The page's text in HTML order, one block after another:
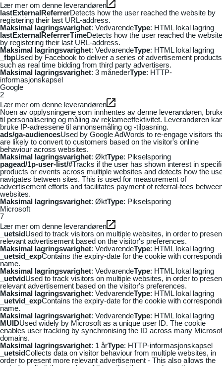
Lær mer om denne leverandøren
lastExternalReferrerDetects how the user reached the website by
registering their last URL-address.
Maksimal lagringsvarighet: VedvarendeType: HTML lokal lagring
lastExternalReferrerTimeDetects how the user reached the website
by registering their last URL-address.
Maksimal lagringsvarighet: VedvarendeType: HTML lokal lagring
_fbpUsed by Facebook to deliver a series of advertisement products
such as real time bidding from third party advertisers.
Maksimal lagringsvarighet: 3 månederType: HTTP-
informasjonskapsel
Google
2
Lær mer om denne leverandøren
Noen av opplysningene som innhentes av denne leverandøren,
til personalisering og måling av reklameeffektivitet. Leverandøren
bruke IP-adressene til annonsemåling og -tilpasning.
ads/ga-audiencesUsed by Google AdWords to re-engage visitors
are likely to convert to customers based on the visitor's online
behaviour across websites.
Maksimal lagringsvarighet: ØktType: Pikselsporing
pagead/1p-user-list/#Tracks if the user has shown interest in
products or events across multiple websites and detects how the
navigates between sites. This is used for measurement of
advertisement efforts and facilitates payment of referral-fees
websites.
Maksimal lagringsvarighet: ØktType: Pikselsporing
Microsoft
7
Lær mer om denne leverandøren
_uetsidUsed to track visitors on multiple websites, in order to
relevant advertisement based on the visitor's preferences.
Maksimal lagringsvarighet: VedvarendeType: HTML lokal lagring
_uetsid_expContains the expiry-date for the cookie with
name.
Maksimal lagringsvarighet: VedvarendeType: HTML lokal lagring
_uetvidUsed to track visitors on multiple websites, in order to
relevant advertisement based on the visitor's preferences.
Maksimal lagringsvarighet: VedvarendeType: HTML lokal lagring
_uetvid_expContains the expiry-date for the cookie with
name.
Maksimal lagringsvarighet: VedvarendeType: HTML lokal lagring
MUIDUsed widely by Microsoft as a unique user ID. The cookie
enables user tracking by synchronising the ID across many
domains.
Maksimal lagringsvarighet: 1 årType: HTTP-informasjonskapsel
_uetsidCollects data on visitor behaviour from multiple websites, in
order to present more relevant advertisement - This also allows the